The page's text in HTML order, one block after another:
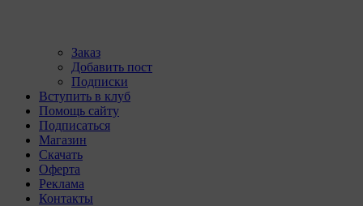
Заказ
Добавить пост
Подписки
Вступить в клуб
Помощь сайту
Подписаться
Магазин
Скачать
Оферта
Реклама
Контакты